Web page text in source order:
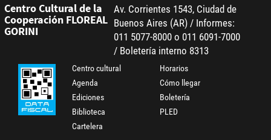
Centro Cultural de la
Cooperación FLOREAL
GORINI
Av. Corrientes 1543, Ciudad de
Buenos Aires (AR) / Informes:
011 5077-8000 o 011 6091-7000
/ Boletería interno 8313
Centro cultural
Agenda
Ediciones
Biblioteca
Cartelera
Horarios
Cómo llegar
Boletería
PLED